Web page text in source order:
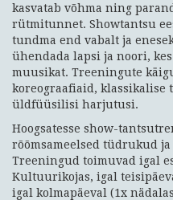
kasvatab võhma ning
rütmitunnet. Showtantsu
tundma end vabalt ja
ühendada lapsi ja noori,
muusikat. Treeningute
koreograafiaid, klassikalise
üldfüüsilisi harjutusi.
Hoogsatesse show-
rõõmsameelsed tüdrukud ja
Treeningud toimuvad igal
Kultuurikojas, igal
igal kolmapäeval (1x